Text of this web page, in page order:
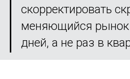
скорректировать
меняющийся
дней, а не раз в